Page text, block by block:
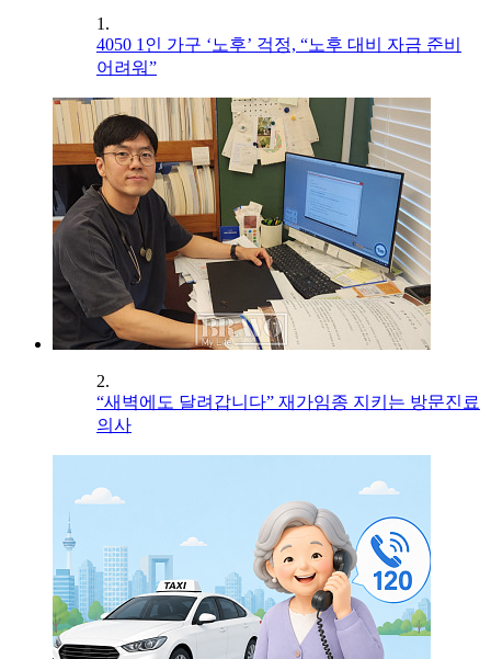
1.
4050 1인 가구 ‘노후’ 걱정, “노후 대비 자금 준비
어려워”
2.
“새벽에도 달려갑니다” 재가임종 지키는 방문진료
의사